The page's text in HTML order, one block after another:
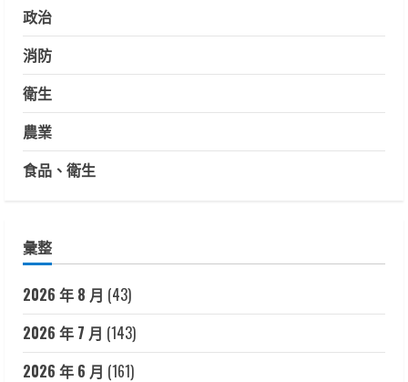
政治
消防
衛生
農業
食品、衛生
彙整
2026 年 8 月 (43)
2026 年 7 月 (143)
2026 年 6 月 (161)